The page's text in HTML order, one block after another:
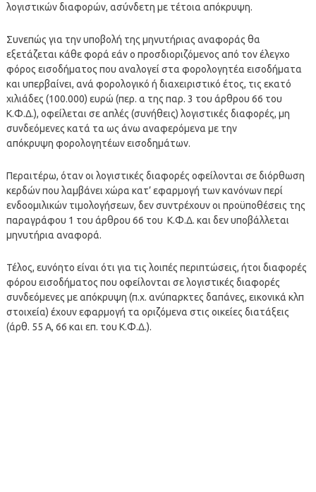
λογιστικών διαφορών, ασύνδετη με τέτοια απόκρυψη.
Συνεπώς για την υποβολή της μηνυτήριας αναφοράς θα
εξετάζεται κάθε φορά εάν ο προσδιοριζόμενος από τον έλεγχο
φόρος εισοδήματος που αναλογεί στα φορολογητέα εισοδήματα
και υπερβαίνει, ανά φορολογικό ή διαχειριστικό έτος, τις εκατό
χιλιάδες (100.000) ευρώ (περ. α της παρ. 3 του άρθρου 66 του
Κ.Φ.Δ.), οφείλεται σε απλές (συνήθεις) λογιστικές διαφορές, μη
συνδεόμενες κατά τα ως άνω αναφερόμενα με την
απόκρυψη φορολογητέων εισοδημάτων.
Περαιτέρω, όταν οι λογιστικές διαφορές οφείλονται σε διόρθωση
κερδών που λαμβάνει χώρα κατ’ εφαρμογή των κανόνων περί
ενδοομιλικών τιμολογήσεων, δεν συντρέχουν οι προϋποθέσεις της
παραγράφου 1 του άρθρου 66 του Κ.Φ.Δ. και δεν υποβάλλεται
μηνυτήρια αναφορά.
Τέλος, ευνόητο είναι ότι για τις λοιπές περιπτώσεις, ήτοι διαφορές
φόρου εισοδήματος που οφείλονται σε λογιστικές διαφορές
συνδεόμενες με απόκρυψη (π.χ. ανύπαρκτες δαπάνες, εικονικά κλπ
στοιχεία) έχουν εφαρμογή τα οριζόμενα στις οικείες διατάξεις
(άρθ. 55 Α, 66 και επ. του Κ.Φ.Δ.).